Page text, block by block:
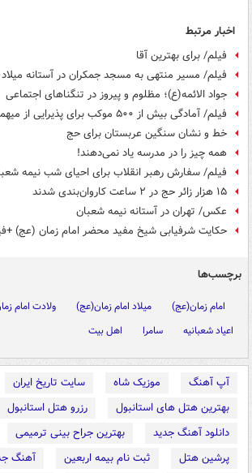
اخبار مرتبط
فیلم/ برای بهترین آقا
فیلم/ مسیر منتهی به مسجد جمکران در آستانه
جواد الائمه(ع)؛ مظلوم و پیروز در تنگناهای اجتماعی
فیلم/ آمادگی بیش از ۵۰۰ موکب برای پذیرایی از میهمانان امام زمان (عج)
خط و نشان سنگین عربستان برای حج
همه چیز را در مدرسه یاد نمی‌دهند!
فیلم/ سفارش رهبر انقلاب برای احیای شب نیمه
۱۵ هزار زائر حج در ۲ ساعت کاروان‌بندی شدند
عکس/ تهران در آستانه نیمه شعبان
حکایت شرفیابی شیخ مفید محضر امام زمان (عج)
برچسب‌ها
امام زمان(عج) میلاد امام زمان(عج) ولادت امام
اعیاد شعبانیه
سامرا اهل بیت
آپ آهنگ موزیک شاه
سایت تاریخ ایران
بهترین هتل های استانبول
رزرو هتل استانبول
دانلود آهنگ جدید
بهترین جراح بینی ترمیمی
پرشین هتل
ثبت نام بیمه اربعین
آهنگ